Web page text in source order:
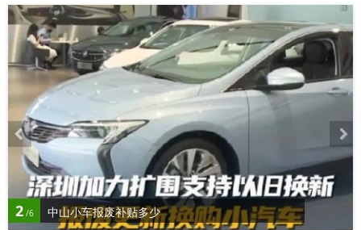
2/6 中山小车报废补贴多少